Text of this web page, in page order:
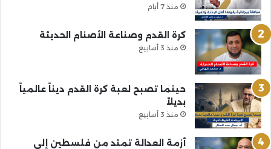
منذ 7 أيام
كرة القدم وصناعة الأصنام الحديثة
منذ 3 أسابيع
حينما تصبح لعبة كرة القدم ديناً عالمياً
بديلاً
منذ 3 أسابيع
أزمة العدالة تمتد من فلسطين إلى